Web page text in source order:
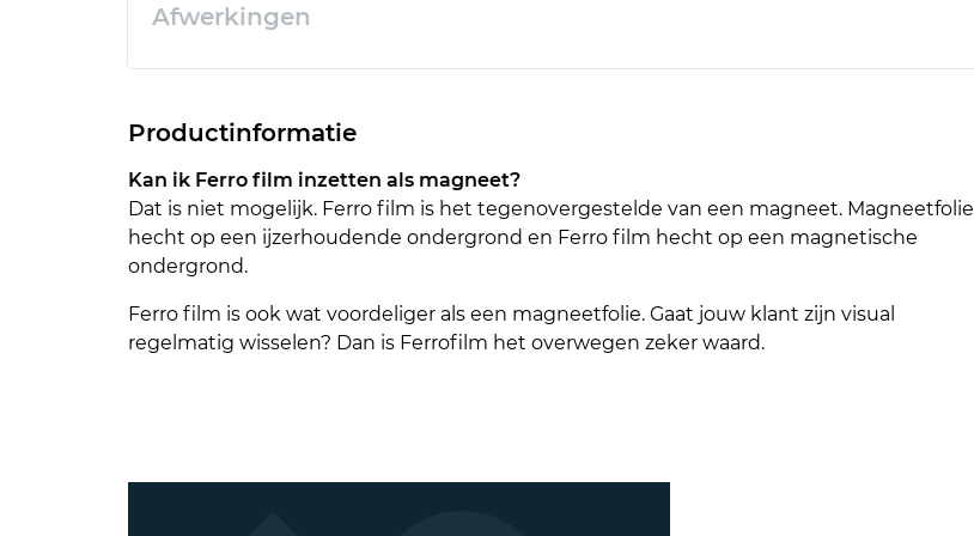
Afwerkingen
Productinformatie
Kan ik Ferro film inzetten als magneet?
Dat is niet mogelijk. Ferro film is het tegenovergestelde van een magneet. Magneetfolie
hecht op een ijzerhoudende ondergrond en Ferro film hecht op een magnetische
ondergrond.
Ferro film is ook wat voordeliger als een magneetfolie. Gaat jouw klant zijn visual
regelmatig wisselen? Dan is Ferrofilm het overwegen zeker waard.